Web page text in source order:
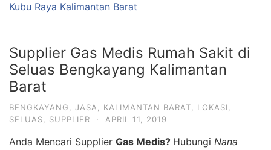
Kubu Raya Kalimantan Barat
Supplier Gas Medis Rumah Sakit di
Seluas Bengkayang Kalimantan
Barat
BENGKAYANG JASA KALIMANTAN BARAT LOKASI
SELUAS
SUPPLIER · APRIL 11, 2019
Anda Mencari Supplier Gas Medis? Hubungi Nana